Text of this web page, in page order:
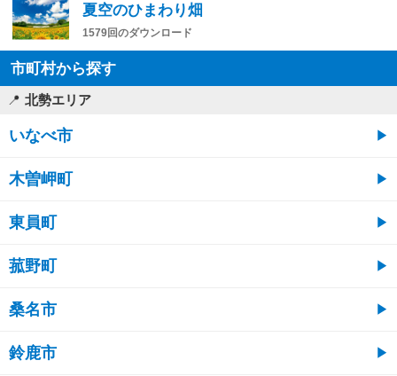
夏空のひまわり畑
1579回のダウンロード
市町村から探す
北勢エリア
いなべ市
木曽岬町
東員町
菰野町
桑名市
鈴鹿市